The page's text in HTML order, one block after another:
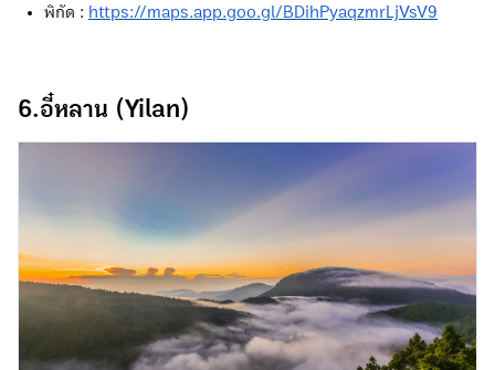
พิกัด : https://maps.app.goo.gl/BDihPyaqzmrLjVsV9
6.อี๋หลาน (Yilan)